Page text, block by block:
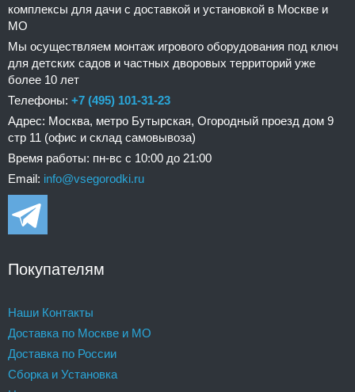
комплексы для дачи с доставкой и установкой в Москве и
МО
Мы осуществляем монтаж игрового оборудования под ключ
для детских садов и частных дворовых территорий уже
более 10 лет
Телефоны: +7 (495) 101-31-23
Адрес: Москва, метро Бутырская, Огородный проезд дом 9
стр 11 (офис и склад самовывоза)
Время работы: пн-вс с 10:00 до 21:00
Email: info@vsegorodki.ru
Покупателям
Наши Контакты
Доставка по Москве и МО
Доставка по России
Сборка и Установка